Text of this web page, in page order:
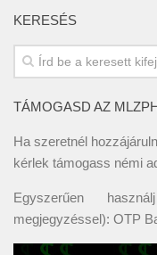
KERESÉS
TÁMOGASD AZ
Ha szeretnél
kérlek támogass némi
Egyszerűen
megjegyzéssel): OTP